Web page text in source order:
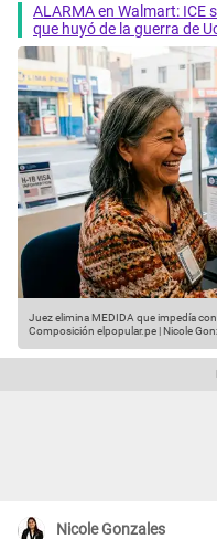
ALARMA en Walmart: ICE
que huyó de la guerra de
Juez elimina MEDIDA que impedía
Composición elpopular.pe | Nicole
Nicole Gonzales